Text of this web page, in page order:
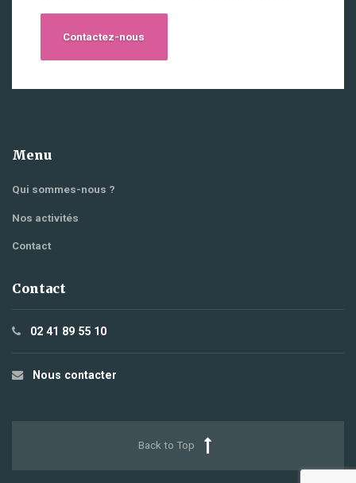
Contactez-nous
Menu
Qui sommes-nous ?
Nos activités
Contact
Contact
02 41 89 55 10
Nous contacter
Back to Top